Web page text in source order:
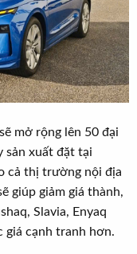
mở rộng lên 50 đại
sản xuất đặt tại
cả thị trường nội địa
giúp giảm giá thành,
Slavia, Enyaq
giá cạnh tranh hơn.